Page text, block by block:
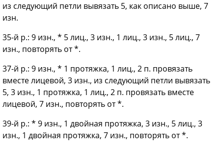
из следующий петли вывязать 5, как описано выше, 7
изн.
35-й р.: 9 изн., * 5 лиц., 3 изн., 1 лиц., 3 изн., 5 лиц., 7
изн., повторять от *.
37-й р.: 9 изн., * 1 протяжка, 1 лиц., 2 п. провязать
вместе лицевой, 3 изн., из следующий петли вывязать
5, 3 изн., 1 протяжка, 1 лиц., 2 п. провязать вместе
лицевой, 7 изн., повторять от *.
39-й р.: * 9 изн., 1 двойная протяжка, 3 изн., 5 лиц., 3
изн., 1 двойная протяжка, 7 изн., повторять от *.